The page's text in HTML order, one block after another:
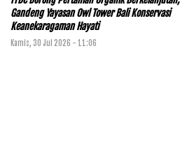
Gandeng Yayasan Owl Tower Bali Konservasi
Keanekaragaman Hayati
Kamis, 30 Jul 2026 - 11:06